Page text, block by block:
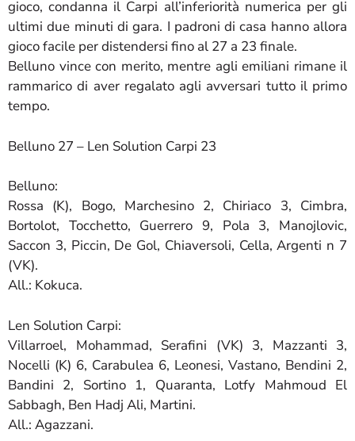
gioco, condanna il Carpi all’inferiorità numerica per gli
ultimi due minuti di gara. I padroni di casa hanno allora
gioco facile per distendersi fino al 27 a 23 finale.
Belluno vince con merito, mentre agli emiliani rimane il
rammarico di aver regalato agli avversari tutto il primo
tempo.
Belluno 27 – Len Solution Carpi 23
Belluno:
Rossa (K), Bogo, Marchesino 2, Chiriaco 3, Cimbra,
Bortolot, Tocchetto, Guerrero 9, Pola 3, Manojlovic,
Saccon 3, Piccin, De Gol, Chiaversoli, Cella, Argenti n 7
(VK).
All.: Kokuca.
Len Solution Carpi:
Villarroel, Mohammad, Serafini (VK) 3, Mazzanti 3,
Nocelli (K) 6, Carabulea 6, Leonesi, Vastano, Bendini 2,
Bandini 2, Sortino 1, Quaranta, Lotfy Mahmoud El
Sabbagh, Ben Hadj Ali, Martini.
All.: Agazzani.